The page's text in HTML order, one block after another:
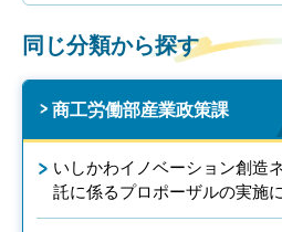
同じ分類から探す
商工労働部産業政策課
いしかわイノベーション創造
託に係るプロポーザルの実施